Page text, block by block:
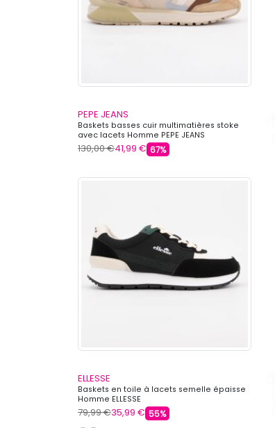
PEPE JEANS
Baskets basses cuir multimatières stoke
avec lacets Homme PEPE JEANS
130,00 €41,99 € 67%
ELLESSE
Baskets en toile à lacets semelle épaisse
Homme ELLESSE
79,99 €35,99 € 55%